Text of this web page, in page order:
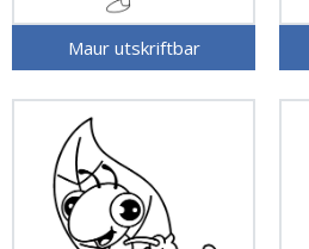
Maur utskriftbar